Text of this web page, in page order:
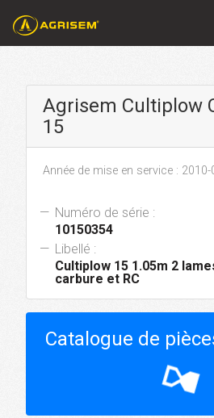
Agrisem Cultiplow
15
Année de mise en service : 2010-
Numéro de série :
10150354
Libellé :
Cultiplow 15 1.05m 2
carbure et RC
Catalogue de
hourglass_top